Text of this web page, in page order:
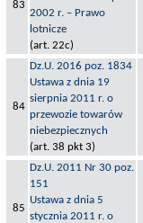
83
2002 r. – Prawo
lotnicze
(art. 22c)
84
Dz.U. 2016 poz. 1834
Ustawa z dnia 19
sierpnia 2011 r. o
przewozie towarów
niebezpiecznych
(art. 38 pkt 3)
85
Dz.U. 2011 Nr 30 poz.
151
Ustawa z dnia 5
stycznia 2011 r. o